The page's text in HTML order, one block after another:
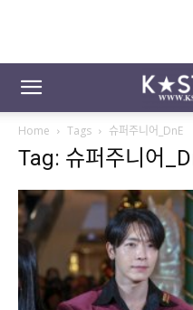
Home Tags 슈퍼주니어_DnE
Tag: 슈퍼주니어